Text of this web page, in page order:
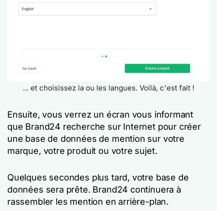
... et choisissez la ou les langues. Voilà, c'est fait !
Ensuite, vous verrez un écran vous informant
que Brand24 recherche sur Internet pour créer
une base de données de mention sur votre
marque, votre produit ou votre sujet.
Quelques secondes plus tard, votre base de
données sera prête. Brand24 continuera à
rassembler les mention en arrière-plan.